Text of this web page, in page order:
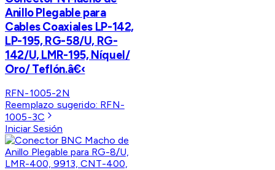
Anillo Plegable para
Cables Coaxiales LP-142,
LP-195, RG-58/U, RG-
142/U, LMR-195, Níquel/
Oro/ Teflón.â€‹
RFN-1005-2N
Reemplazo sugerido: RFN-
1005-3C
Iniciar Sesión